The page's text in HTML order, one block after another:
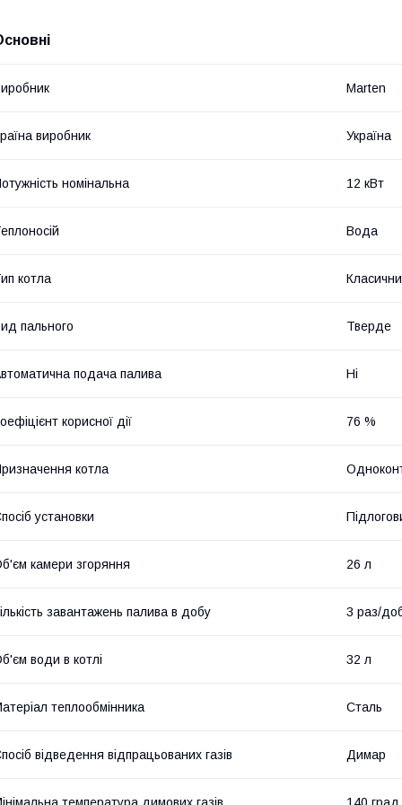
Marten
виробник Україна
номінальна 12 кВт
Вода
котла
пального Тверде
подача палива Ні
корисної дії 76 %
котла
установки
камери згоряння 26 л
завантажень палива в добу 3 раз/
води в котлі 32 л
теплообмінника Сталь
відведення відпрацьованих газів Димар
температура димових газів 140 град.